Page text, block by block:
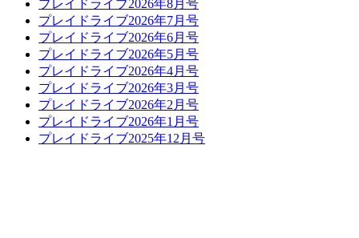
プレイドライブ2026年8月号
プレイドライブ2026年7月号
プレイドライブ2026年6月号
プレイドライブ2026年5月号
プレイドライブ2026年4月号
プレイドライブ2026年3月号
プレイドライブ2026年2月号
プレイドライブ2026年1月号
プレイドライブ2025年12月号